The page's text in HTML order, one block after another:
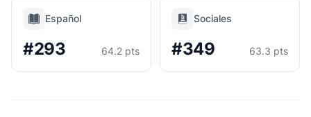
Español
#293 64.2 pts
Sociales
#349 63.3 pts